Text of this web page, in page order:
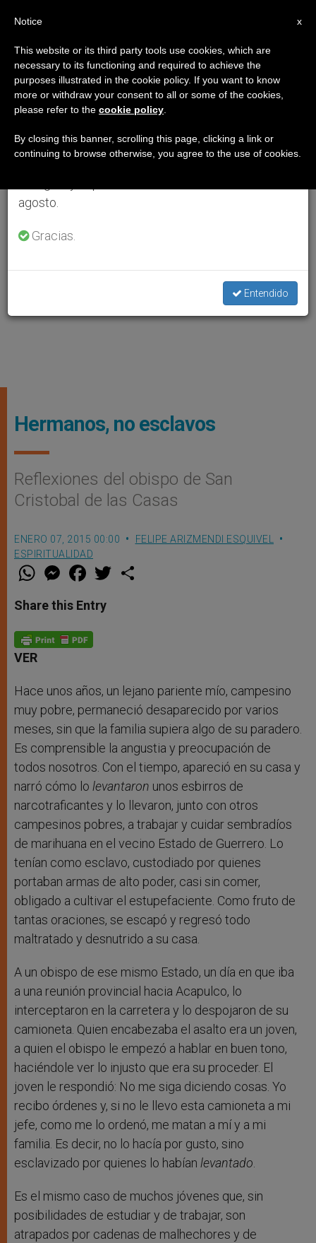
Hermanos, no esclavos
Reflexiones del obispo de San
Cristobal de las Casas
ENERO 07, 2015 00:00
FELIPE ARIZMENDI ESQUIVEL
ESPIRITUALIDAD
W
t
s
p
p
M
e
s
e
g
e
F
a
e
b
o
k
w
Share this Entry
VER
Hace unos años, un lejano pariente mío, campesino
muy pobre, permaneció desaparecido por varios
meses, sin que la familia supiera algo de su paradero.
Es comprensible la angustia y preocupación de
todos nosotros. Con el tiempo, apareció en su casa y
narró cómo lo levantaron unos esbirros de
narcotraficantes y lo llevaron, junto con otros
campesinos pobres, a trabajar y cuidar sembradíos
de marihuana en el vecino Estado de Guerrero. Lo
tenían como esclavo, custodiado por quienes
portaban armas de alto poder, casi sin comer,
obligado a cultivar el estupefaciente. Como fruto de
tantas oraciones, se escapó y regresó todo
maltratado y desnutrido a su casa.
A un obispo de ese mismo Estado, un día en que iba
a una reunión provincial hacia Acapulco, lo
interceptaron en la carretera y lo despojaron de su
camioneta. Quien encabezaba el asalto era un joven,
a quien el obispo le empezó a hablar en buen tono,
haciéndole ver lo injusto que era su proceder. El
joven le respondió: No me siga diciendo cosas. Yo
recibo órdenes y, si no le llevo esta camioneta a mi
jefe, como me lo ordenó, me matan a mí y a mi
familia. Es decir, no lo hacía por gusto, sino
esclavizado por quienes lo habían levantado.
Es el mismo caso de muchos jóvenes que, sin
posibilidades de estudiar y de trabajar, son
atrapados por cadenas de malhechores y de
×
Aviso importante
Del 27 de julio al 7 de agosto haremos la pausa
anual, aprovechando que en el periodo de verano
se generan menos informaciones y también el
agosto.
Gracias.
Entendido
x
Notice
This website or its third party tools use cookies, which are
necessary to its functioning and required to achieve the
purposes illustrated in the cookie policy. If you want to know
more or withdraw your consent to all or some of the cookies,
please refer to the cookie policy
By closing this banner, scrolling this page, clicking a link or
continuing to browse otherwise, you agree to the use of cookies.